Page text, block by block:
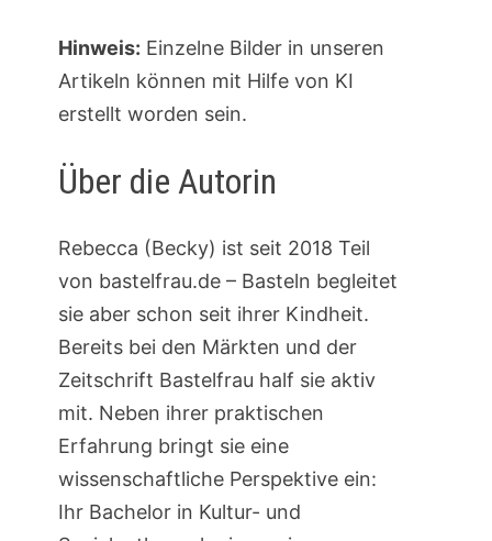
Hinweis: Einzelne Bilder in unseren
Artikeln können mit Hilfe von KI
erstellt worden sein.
Über die Autorin
Rebecca (Becky) ist seit 2018 Teil
von bastelfrau.de – Basteln begleitet
sie aber schon seit ihrer Kindheit.
Bereits bei den Märkten und der
Zeitschrift Bastelfrau half sie aktiv
mit. Neben ihrer praktischen
Erfahrung bringt sie eine
wissenschaftliche Perspektive ein:
Ihr Bachelor in Kultur- und